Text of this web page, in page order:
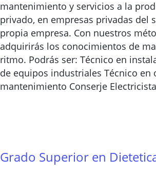
mantenimiento y servicios a la
privado, en empresas privadas del
propia empresa. Con nuestros
adquirirás los conocimientos de
ritmo. Podrás ser: Técnico en
de equipos industriales Técnico en
mantenimiento Conserje Electricista
Grado Superior en